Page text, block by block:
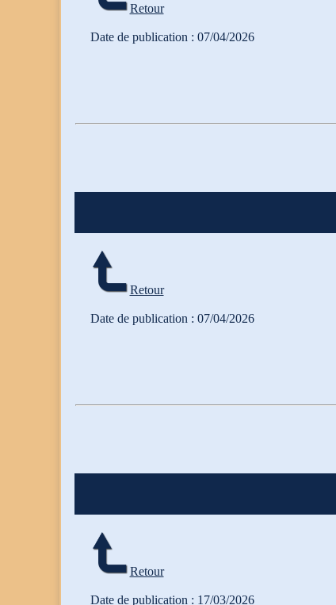
Retour
Date de publication : 07/04/2026
Retour
Date de publication : 07/04/2026
Retour
Date de publication : 17/03/2026